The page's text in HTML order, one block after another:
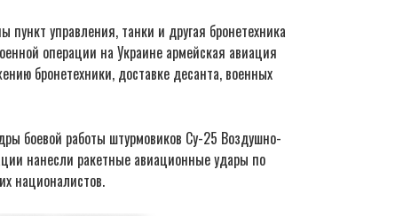
пункт управления, танки и другая бронетехника
операции на Украине армейская авиация
бронетехники, доставке десанта, военных
боевой работы штурмовиков Су-25 Воздушно-
нанесли ракетные авиационные удары по
националистов.